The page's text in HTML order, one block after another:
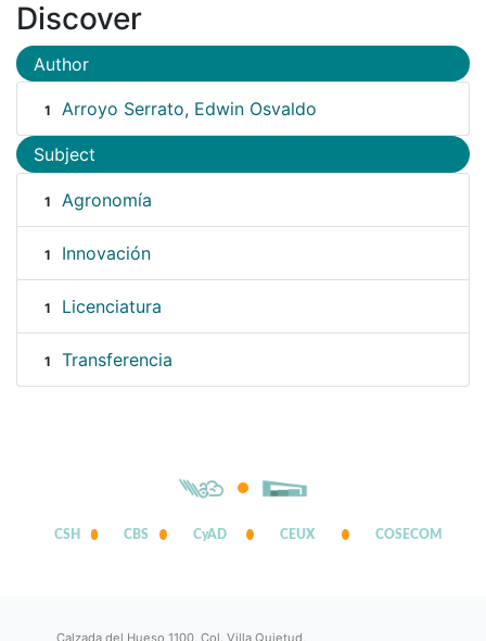
Discover
Author
1 Arroyo Serrato, Edwin Osvaldo
Subject
1 Agronomía
1 Innovación
1 Licenciatura
1 Transferencia
CSH CBS CyAD CEUX COSECOM
Calzada del Hueso 1100, Col. Villa Quietud,